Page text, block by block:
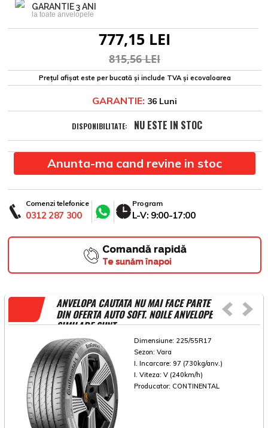
GARANTIE 3 ANI
la toate anvelopele
777,15 LEI
815,56 LEI
Prețul afișat este per bucată și include TVA și ecovaloarea
GARANTIE: 36 Luni
DISPONIBILITATE: NU ESTE IN STOC
Anunta-ma cand revine in stoc
Comenzi telefonice
0312 287 300
Program
L-V: 9:00-17:00
Comandă rapidă
Te sunăm înapoi
ANVELOPA CAUTATA NU MAI FACE PARTE
DIN OFERTA AUTO SOFT. NOILE ANVELOPE
SIMILARE SUNT
Dimensiune: 225/55R17
Sezon: Vara
I. Incarcare: 97 (730kg/anv.)
I. Viteza: V (240km/h)
Producator: CONTINENTAL